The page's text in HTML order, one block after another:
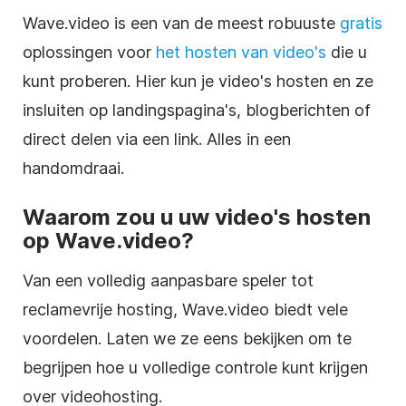
Wave.video is een van de meest robuuste gratis
oplossingen voor het hosten van video's die u
kunt proberen. Hier kun je video's hosten en ze
insluiten op landingspagina's, blogberichten of
direct delen via een link. Alles in een
handomdraai.
Waarom zou u uw video's hosten
op Wave.video?
Van een volledig aanpasbare speler tot
reclamevrije hosting, Wave.video biedt vele
voordelen. Laten we ze eens bekijken om te
begrijpen hoe u volledige controle kunt krijgen
over videohosting.